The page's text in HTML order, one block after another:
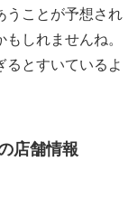
うことが予想され
しれませんね。
るとすいているよ
店舗情報